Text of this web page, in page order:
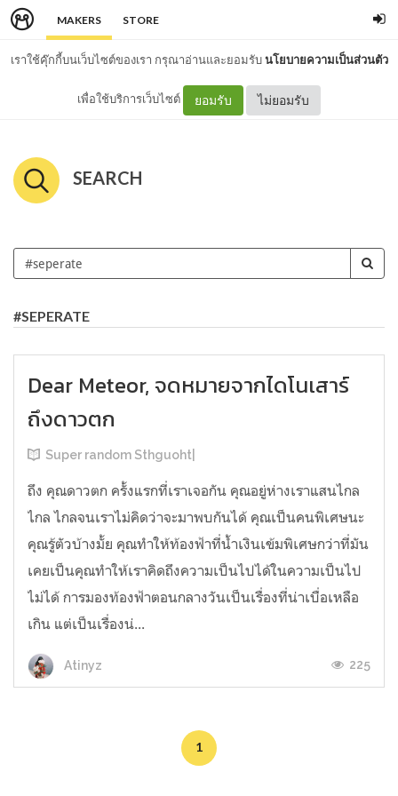
MAKERS STORE
เราใช้คุ๊กกี้บนเว็บไซต์ของเรา กรุณาอ่านและยอมรับนโยบายความเป็นส่วนตัว
เพื่อใช้บริการเว็บไซต์ ยอมรับ ไม่ยอมรับ
SEARCH
#SEPERATE
Dear Meteor, จดหมายจากไดโนเสาร์
ถึงดาวตก
Super random Sthguoht|
ถึง คุณดาวตก ครั้งแรกที่เราเจอกัน คุณอยู่ห่างเราแสนไกล
ไกล ไกลจนเราไม่คิดว่าจะมาพบกันได้ คุณเป็นคนพิเศษนะ
คุณรู้ตัวบ้างมั้ย คุณทำให้ท้องฟ้าที่น้ำเงินเข้มพิเศษกว่าที่มัน
เคยเป็นคุณทำให้เราคิดถึงความเป็นไปได้ในความเป็นไป
ไม่ได้ การมองท้องฟ้าตอนกลางวันเป็นเรื่องที่น่าเบื่อเหลือ
เกิน แต่เป็นเรื่องน่...
Atinyz 225
1